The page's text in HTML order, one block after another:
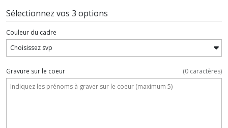
Sélectionnez vos 3 options
Couleur du cadre
Gravure sur le coeur (0 caractères)